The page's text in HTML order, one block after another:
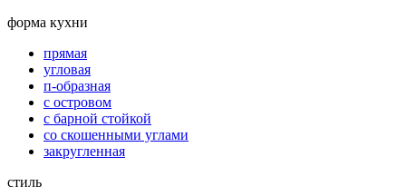
форма кухни
прямая
угловая
п-образная
с островом
с барной стойкой
со скошенными углами
закругленная
стиль